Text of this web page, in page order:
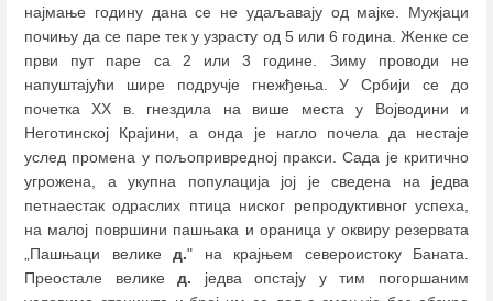
најмање годину дана се не удаљавају од мајке. Мужјаци
почињу да се паре тек у узрасту од 5 или 6 година. Женке се
први пут паре са 2 или 3 године. Зиму проводи не
напуштајући шире подручје гнежђења. У Србији се до
почетка ХХ в. гнездила на више места у Војводини и
Неготинској Крајини, а онда је нагло почела да нестаје
услед промена у пољопривредној пракси. Сада је критично
угрожена, а укупна популација јој је сведена на једва
петнаестак одраслих птица ниског репродуктивног успеха,
на малој површини пашњака и ораница у оквиру резервата
„Пашњаци велике д." на крајњем североистоку Баната.
Преостале великед. једва опстају у тим погоршаним